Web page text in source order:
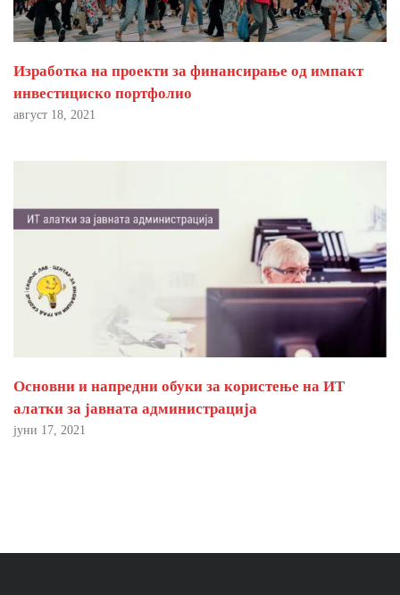
Изработка на проекти за финансирање од импакт
инвестициско портфолио
август 18, 2021
Основни и напредни обуки за користење на ИТ
алатки за јавната администрација
јуни 17, 2021